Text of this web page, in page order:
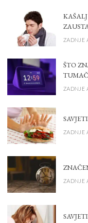
ZADNJE
ŠTO
ZADNJE
ZADNJE
ZADNJE